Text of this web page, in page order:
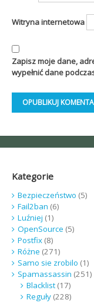
Witryna internetowa
Zapisz moje dane,
wypełnić dane
Kategorie
Bezpieczeństwo (5)
Fail2ban (6)
Luźniej (1)
OpenSource (5)
Postfix(8)
Różne (271)
Samo sie zrobilo (1)
Spamassassin (251)
Blacklist(17)
Reguły(228)